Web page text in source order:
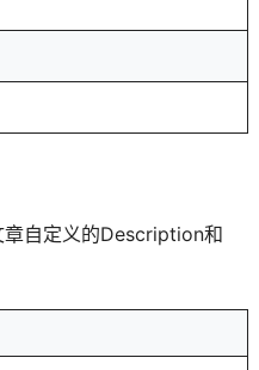
章自定义的Description和